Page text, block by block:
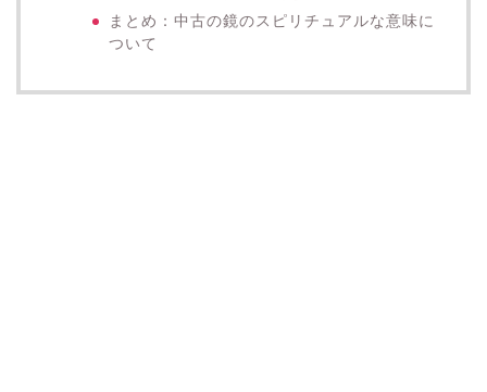
まとめ：中古の鏡のスピリチュアルな意味に
ついて